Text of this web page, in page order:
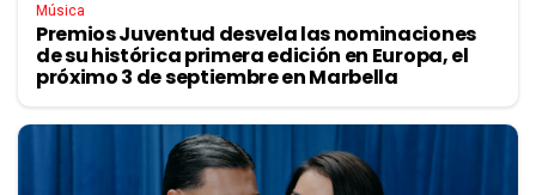
Música
Premios Juventud desvela las nominaciones
de su histórica primera edición en Europa, el
próximo 3 de septiembre en Marbella